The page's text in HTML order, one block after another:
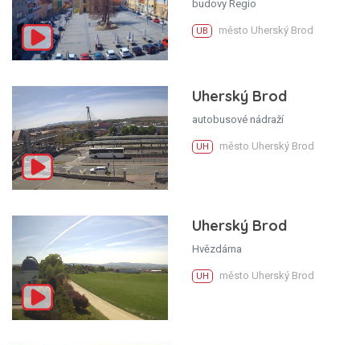
budovy Regio
UB město Uherský Brod
Uherský Brod
autobusové nádraží
UH město Uherský Brod
Uherský Brod
Hvězdárna
UH město Uherský Brod